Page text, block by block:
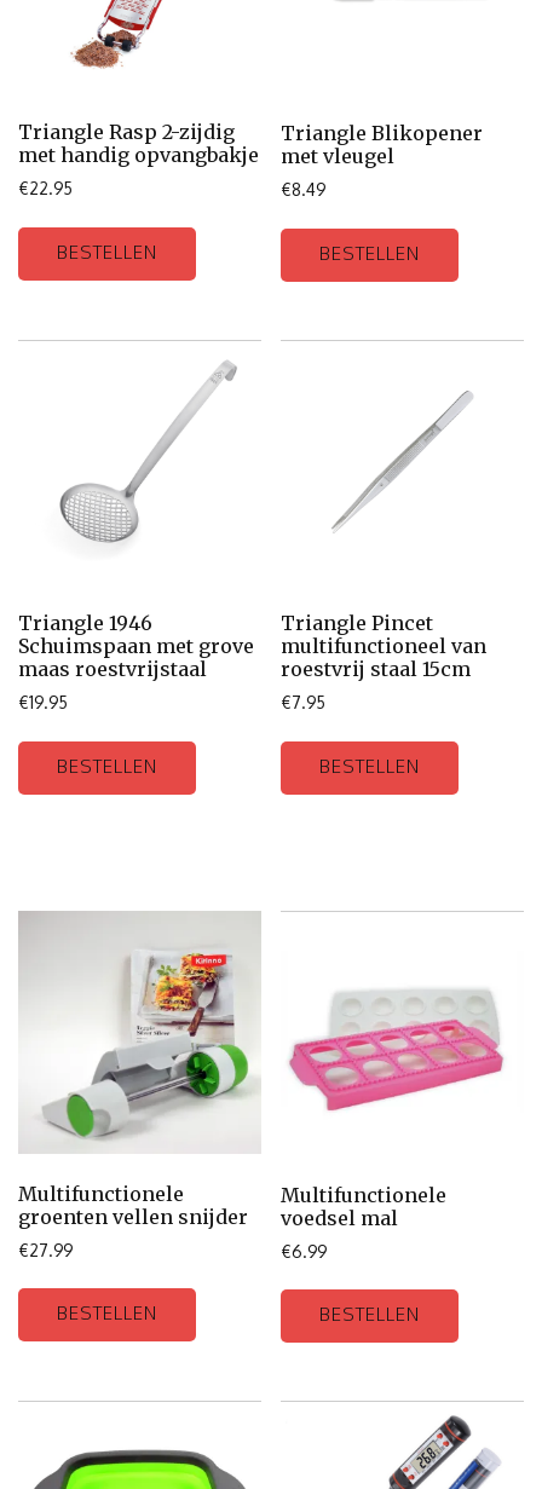
Triangle Rasp 2-zijdig
met handig opvangbakje
€22.95
BESTELLEN
Triangle Blikopener
met vleugel
€8.49
BESTELLEN
Triangle 1946
Schuimspaan met grove
maas roestvrijstaal
€19.95
BESTELLEN
Triangle Pincet
multifunctioneel van
roestvrij staal 15cm
€7.95
BESTELLEN
Multifunctionele
groenten vellen snijder
€27.99
BESTELLEN
Multifunctionele
voedsel mal
€6.99
BESTELLEN